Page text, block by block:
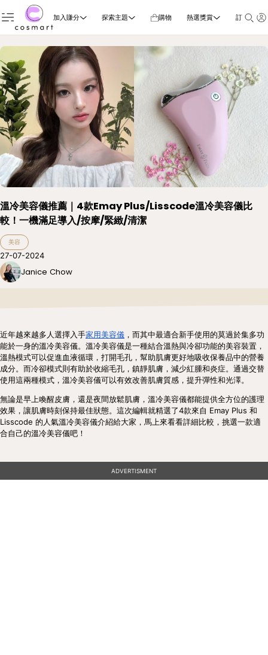
加入賺分 探索主題 購物 熱選獎賞 訂閱雜誌
溫冷美容儀推薦｜4款Emay Plus/Lisscode溫冷美容儀比
較！一機滿足導入/按摩/緊緻/清潔
美容
27-07-2024
Janice Chow
近年越來越多人選擇入手家用美容儀 ，而其中最適合新手使用的莫過於集多功
能於一身的溫冷美容儀。溫冷美容儀是一種結合溫熱與冷卻功能的美容裝置，
溫熱模式可以促進血液循環，打開毛孔，幫助肌膚更好地吸收保養品中的營養
成分。而冷卻模式則有助於收縮毛孔，鎮靜肌膚，減少紅腫和炎症。通過交替
使用這兩種模式，溫冷美容儀可以有效改善肌膚質感，提升彈性和光澤。
無論是早上喚醒皮膚，還是夜間放鬆肌膚，溫冷美容儀都能提供全方位的護理
效果，讓肌膚時刻保持最佳狀態。這次編輯就精選了4款來自 Emay Plus 和
Lisscode 的人氣溫冷美容儀介紹給大家，馬上來看看詳細比較，挑選一款適
合自己的溫冷美容儀吧！
ADVERTISMENT